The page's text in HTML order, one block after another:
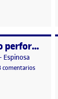
Videos ensayo performance
Espinosa
comentariosen